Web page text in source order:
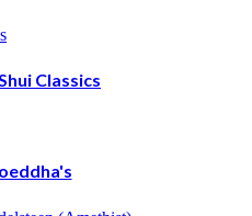
Classics